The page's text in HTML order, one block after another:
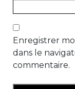
Enregistrer
dans le
commentaire.